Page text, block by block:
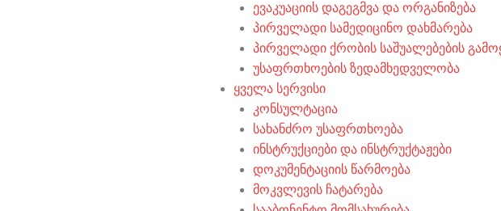
ევაკუაციის დაგეგმვა და ორგანიზება
პირველადი სამედიცინო დახმარება
პირველადი ქრობის საშუალებების
უსაფრთხოების ზედამხედველობა
ყველა სერვისი
კონსულტაცია
სახანძრო უსაფრთხოება
ინსტრუქციები და ინსტრუქტაჟები
დოკუმენტაციის წარმოება
მოკვლევის ჩატარება